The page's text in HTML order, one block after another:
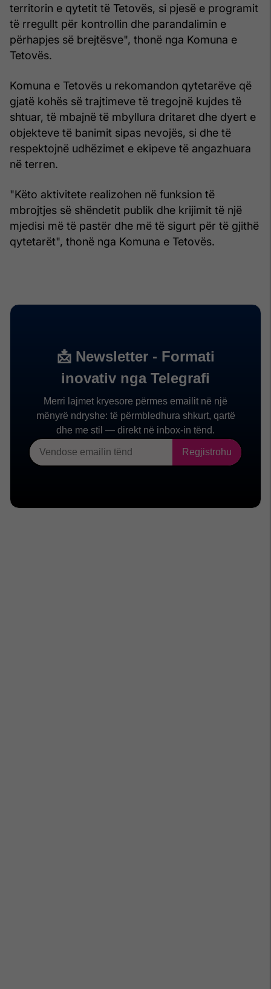
territorin e qytetit të Tetovës, si pjesë e programit
të rregullt për kontrollin dhe parandalimin e
përhapjes së brejtësve", thonë nga Komuna e
Tetovës.
Komuna e Tetovës u rekomandon qytetarëve që
gjatë kohës së trajtimeve të tregojnë kujdes të
shtuar, të mbajnë të mbyllura dritaret dhe dyert e
objekteve të banimit sipas nevojës, si dhe të
respektojnë udhëzimet e ekipeve të angazhuara
në terren.
"Këto aktivitete realizohen në funksion të
mbrojtjes së shëndetit publik dhe krijimit të një
mjedisi më të pastër dhe më të sigurt për të gjithë
qytetarët", thonë nga Komuna e Tetovës.